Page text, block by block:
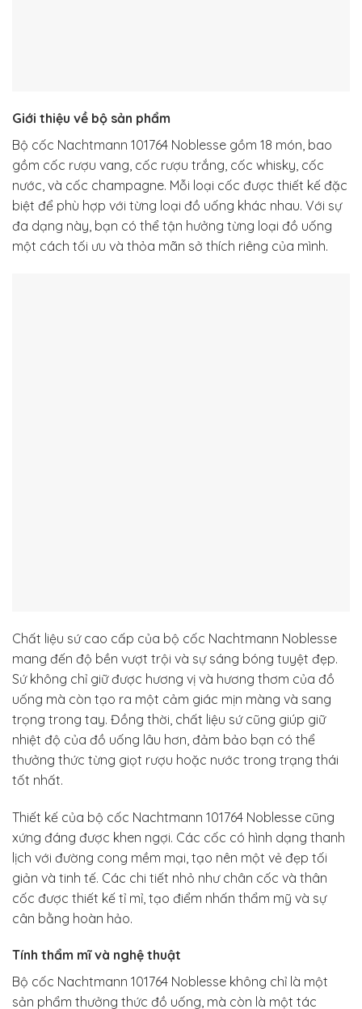
Giới thiệu về bộ sản phẩm
Bộ cốc Nachtmann 101764 Noblesse gồm 18 món, bao
gồm cốc rượu vang, cốc rượu trắng, cốc whisky, cốc
nước, và cốc champagne. Mỗi loại cốc được thiết kế đặc
biệt để phù hợp với từng loại đồ uống khác nhau. Với sự
đa dạng này, bạn có thể tận hưởng từng loại đồ uống
một cách tối ưu và thỏa mãn sở thích riêng của mình.
Chất liệu sứ cao cấp của bộ cốc Nachtmann Noblesse
mang đến độ bền vượt trội và sự sáng bóng tuyệt đẹp.
Sứ không chỉ giữ được hương vị và hương thơm của đồ
uống mà còn tạo ra một cảm giác mịn màng và sang
trọng trong tay. Đồng thời, chất liệu sứ cũng giúp giữ
nhiệt độ của đồ uống lâu hơn, đảm bảo bạn có thể
thưởng thức từng giọt rượu hoặc nước trong trạng thái
tốt nhất.
Thiết kế của bộ cốc Nachtmann 101764 Noblesse cũng
xứng đáng được khen ngợi. Các cốc có hình dạng thanh
lịch với đường cong mềm mại, tạo nên một vẻ đẹp tối
giản và tinh tế. Các chi tiết nhỏ như chân cốc và thân
cốc được thiết kế tỉ mỉ, tạo điểm nhấn thẩm mỹ và sự
cân bằng hoàn hảo.
Tính thẩm mĩ và nghệ thuật
Bộ cốc Nachtmann 101764 Noblesse không chỉ là một
sản phẩm thưởng thức đồ uống, mà còn là một tác